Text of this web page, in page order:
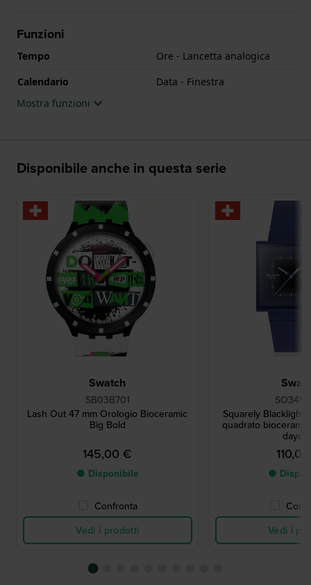
Funzioni
Tempo
Ore - Lancetta analogica
Calendario
Data - Finestra
Mostra funzioni
Disponibile anche in questa serie
Swatch
SB03B701
Lash Out 47 mm Orologio Bioceramic
Big Bold
145,00 €
● Disponibile
Confronta
Vedi i prodotti
Squarely Blacklight
quadrato
●
Vedi i